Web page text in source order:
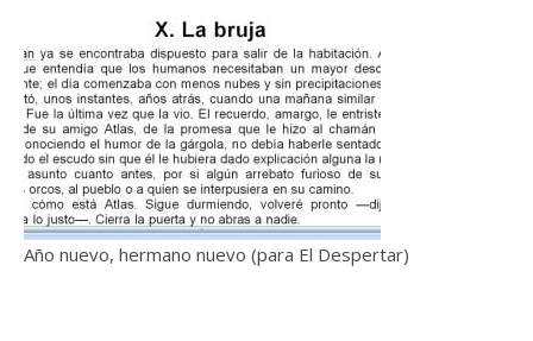
Año nuevo, hermano nuevo (para El Despertar)